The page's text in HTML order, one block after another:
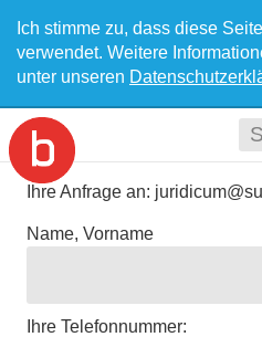
Ich stimme zu, dass diese
verwendet. Weitere
unter unseren
Ihre Anfrage an:
Name, Vorname
Ihre Telefonnummer: